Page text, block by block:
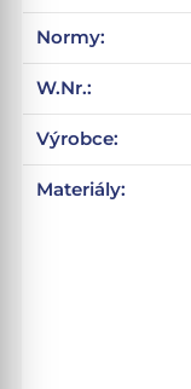
Normy:
W.Nr.:
Výrobce:
Materiály: